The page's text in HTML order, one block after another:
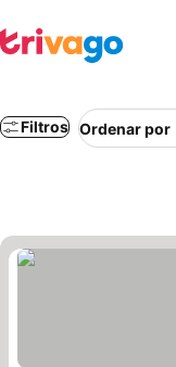
Filtros Ordenar por